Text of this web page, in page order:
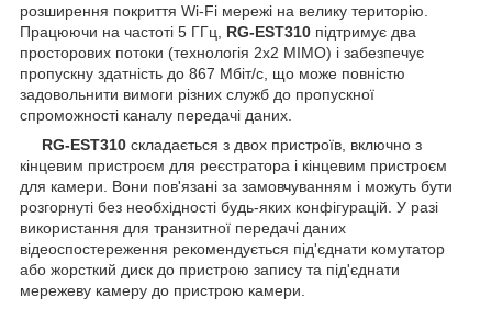
розширення покриття Wi-Fi мережі на велику територію.
Працюючи на частоті 5 ГГц, RG-EST310 підтримує два
просторових потоки (технологія 2x2 MIMO) і забезпечує
пропускну здатність до 867 Мбіт/с, що може повністю
задовольнити вимоги різних служб до пропускної
спроможності каналу передачі даних.
RG-EST310 складається з двох пристроїв, включно з
кінцевим пристроєм для реєстратора і кінцевим пристроєм
для камери. Вони пов'язані за замовчуванням і можуть бути
розгорнуті без необхідності будь-яких конфігурацій. У разі
використання для транзитної передачі даних
відеоспостереження рекомендується під'єднати комутатор
або жорсткий диск до пристрою запису та під'єднати
мережеву камеру до пристрою камери.